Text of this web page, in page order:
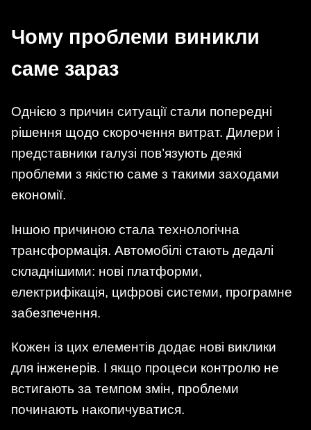
Чому проблеми виникли
саме зараз
Однією з причин ситуації стали попередні
рішення щодо скорочення витрат. Дилери і
представники галузі пов’язують деякі
проблеми з якістю саме з такими заходами
економії.
Іншою причиною стала технологічна
трансформація. Автомобілі стають дедалі
складнішими: нові платформи,
електрифікація, цифрові системи, програмне
забезпечення.
Кожен із цих елементів додає нові виклики
для інженерів. І якщо процеси контролю не
встигають за темпом змін, проблеми
починають накопичуватися.